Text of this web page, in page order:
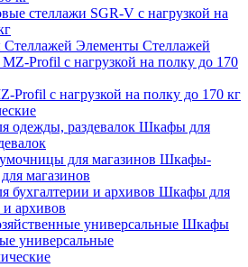
стеллажи SGR-V с нагрузкой на
Элементы Стеллажей
Profil с нагрузкой на полку до 170 кг
Шкафы для
Шкафы-
магазинов
Шкафы для
и архивов
Шкафы
универсальные